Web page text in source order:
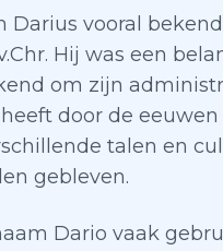
Darius vooral
Hij was een
om zijn
door de
talen en
gebleven.
Dario vaak